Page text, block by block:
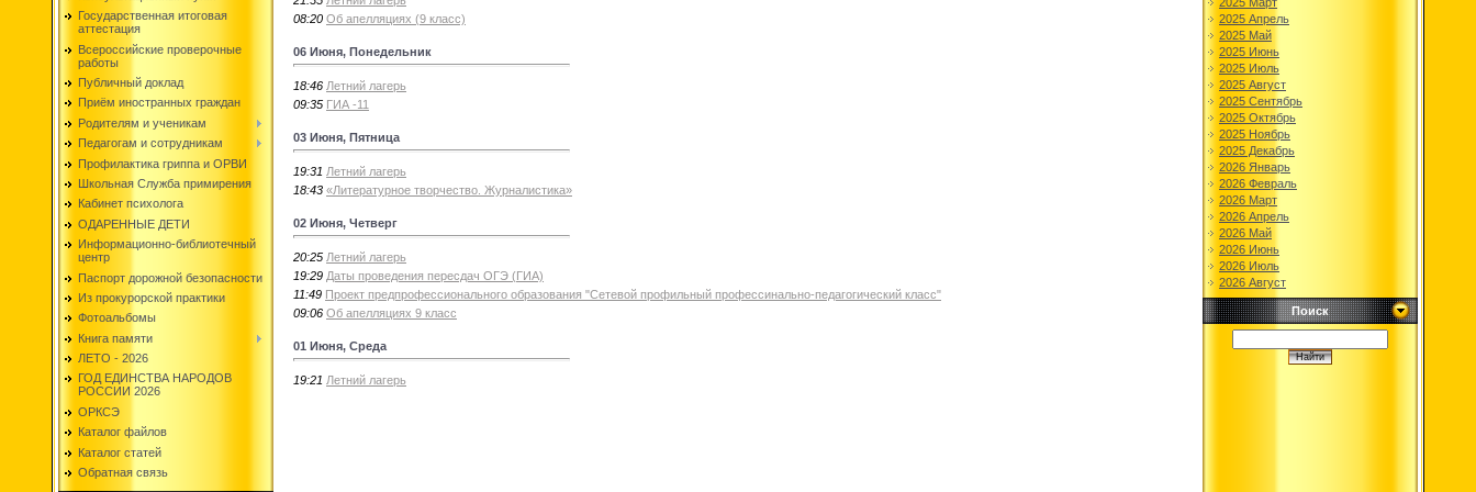
Государственная итоговая
аттестация
Всероссийские проверочные
работы
Публичный доклад
Приём иностранных граждан
Родителям и ученикам
Педагогам и сотрудникам
Профилактика гриппа и ОРВИ
Школьная Служба примирения
Кабинет психолога
ОДАРЕННЫЕ ДЕТИ
Информационно-библиотечный
центр
Паспорт дорожной безопасности
Из прокурорской практики
Фотоальбомы
Книга памяти
ЛЕТО - 2026
ГОД ЕДИНСТВА НАРОДОВ
РОССИИ 2026
ОРКСЭ
Каталог файлов
Каталог статей
Обратная связь
08:20 Об апелляциях (9 класс)
06 Июня, Понедельник
18:46 Летний лагерь
09:35 ГИА -11
03 Июня, Пятница
19:31 Летний лагерь
18:43 «Литературное творчество. Журналистика»
02 Июня, Четверг
20:25 Летний лагерь
19:29 Даты проведения пересдач ОГЭ (ГИА)
11:49 Проект предпрофессионального образования "Сетевой профильный профессинально-педагогический класс"
09:06 Об апелляциях 9 класс
01 Июня, Среда
19:21 Летний лагерь
2025 Апрель
2025 Май
2025 Июнь
2025 Июль
2025 Август
2025 Сентябрь
2025 Октябрь
2025 Ноябрь
2025 Декабрь
2026 Январь
2026 Февраль
2026 Март
2026 Апрель
2026 Май
2026 Июнь
2026 Июль
2026 Август
Поиск